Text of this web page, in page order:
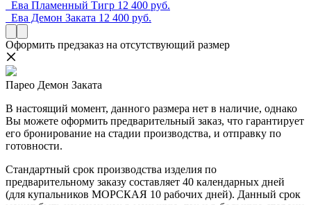
Ева Пламенный Тигр 12 400 руб.
Ева Демон Заката 12 400 руб.
Оформить предзаказ на отсутствующий размер
Парео Демон Заката
В настоящий момент, данного размера нет в наличие, однако
Вы можете оформить предварительный заказ, что гарантирует
его бронирование на стадии производства, и отправку по
готовности.
Стандартный срок производства изделия по
предварительному заказу составляет 40 календарных дней
(для купальников МОРСКАЯ 10 рабочих дней). Данный срок